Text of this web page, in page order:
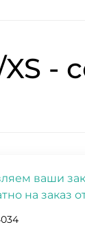
-
ваши
на заказ